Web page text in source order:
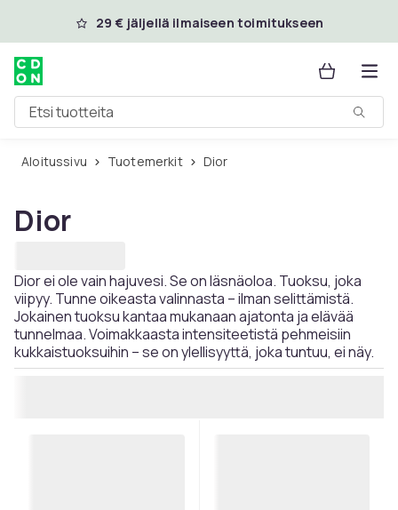
Ohita ja siirry pääsisältöön
29 € jäljellä ilmaiseen toimitukseen
Etsi tuotteita
Aloitussivu Tuotemerkit Dior
Dior
Dior ei ole vain hajuvesi. Se on läsnäoloa. Tuoksu, joka
viipyy. Tunne oikeasta valinnasta – ilman selittämistä.
Jokainen tuoksu kantaa mukanaan ajatonta ja elävää
tunnelmaa. Voimakkaasta intensiteetistä pehmeisiin
kukkaistuoksuihin – se on ylellisyyttä, joka tuntuu, ei näy.